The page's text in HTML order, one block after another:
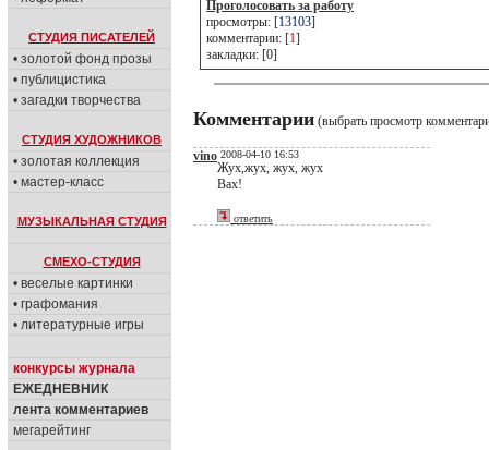
СТУДИЯ ПИСАТЕЛЕЙ
• золотой фонд прозы
• публицистика
• загадки творчества
СТУДИЯ ХУДОЖНИКОВ
• золотая коллекция
• мастер-класс
МУЗЫКАЛЬНАЯ СТУДИЯ
СМЕХО-СТУДИЯ
• веселые картинки
• графомания
• литературные игры
конкурсы журнала
ЕЖЕДНЕВНИК
лента комментариев
мегарейтинг
Проголосовать за работу
просмотры: [13103]
комментарии: [1]
закладки: [0]
Комментарии (выбрать просмотр
vino 2008-04-10 16:53
Жух,жух, жух, жух
Вах!
ответить